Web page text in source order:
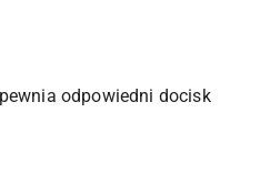
odpowiedni docisk